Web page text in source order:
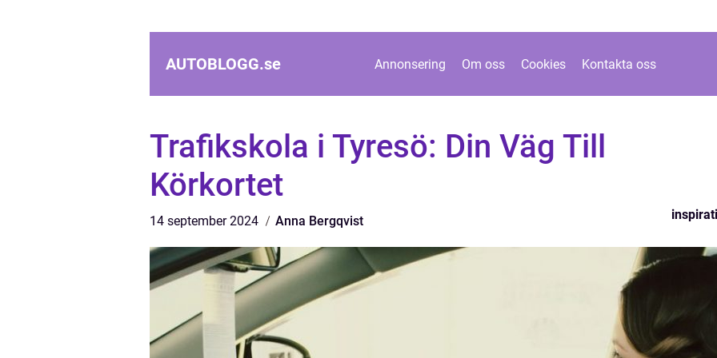
AUTOBLOGG.se Annonsering Om oss Cookies Kontakta oss
Trafikskola i Tyresö: Din Väg Till
Körkortet
14 september 2024 Anna Bergqvist